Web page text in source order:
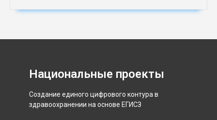
Национальные проекты
Создание единого цифрового контура в
здравоохранении на основе ЕГИСЗ